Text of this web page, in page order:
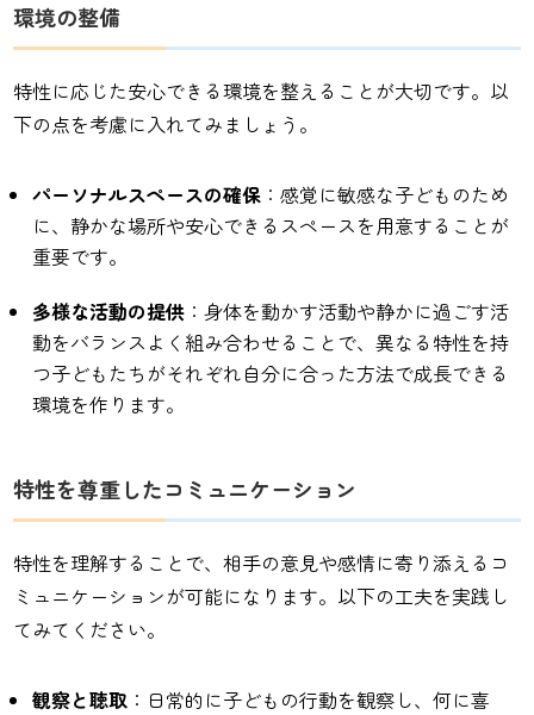
環境の整備
特性に応じた安心できる環境を整えることが大切です。以
下の点を考慮に入れてみましょう。
パーソナルスペースの確保 ：感覚に敏感な子どものため
に、静かな場所や安心できるスペースを用意することが
重要です。
多様な活動の提供 ：身体を動かす活動や静かに過ごす活
動をバランスよく組み合わせることで、異なる特性を持
つ子どもたちがそれぞれ自分に合った方法で成長できる
環境を作ります。
特性を尊重したコミュニケーション
特性を理解することで、相手の意見や感情に寄り添えるコ
ミュニケーションが可能になります。以下の工夫を実践し
てみてください。
観察と聴取 ：日常的に子どもの行動を観察し、何に喜